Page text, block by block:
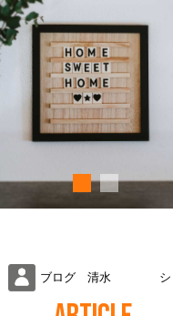
ブログ 清水